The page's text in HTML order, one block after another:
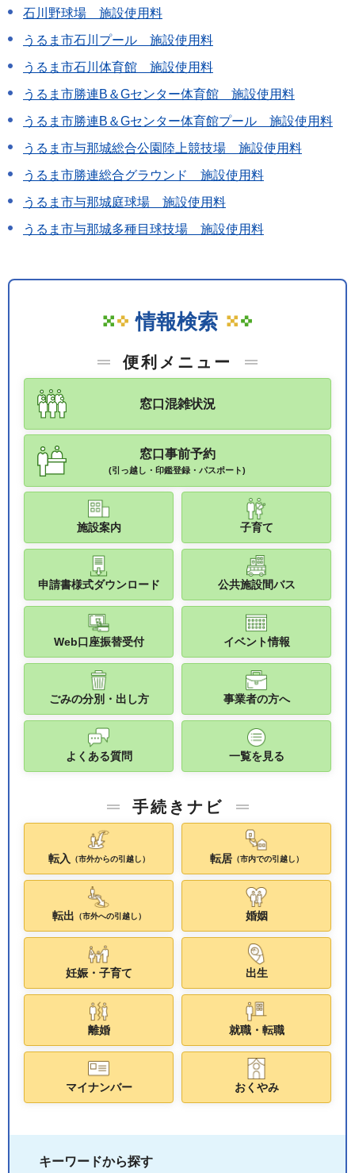
石川野球場 施設使用料
うるま市石川プール 施設使用料
うるま市石川体育館 施設使用料
うるま市勝連B＆Gセンター体育館 施設使用料
うるま市勝連B＆Gセンター体育館プール 施設使用料
うるま市与那城総合公園陸上競技場 施設使用料
うるま市勝連総合グラウンド 施設使用料
うるま市与那城庭球場 施設使用料
うるま市与那城多種目球技場 施設使用料
情報検索
便利メニュー
窓口混雑状況
窓口事前予約
(引っ越し・印鑑登録・パスポート)
施設案内 子育て
申請書様式ダウンロード 公共施設間バス
Web口座振替受付 イベント情報
ごみの分別・出し方 事業者の方へ
よくある質問 一覧を見る
手続きナビ
転入 （市外からの引越し） 転居（市内での引越し）
転出 （市外への引越し） 婚姻
妊娠・子育て 出生
離婚 就職・転職
マイナンバー おくやみ
キーワードから探す